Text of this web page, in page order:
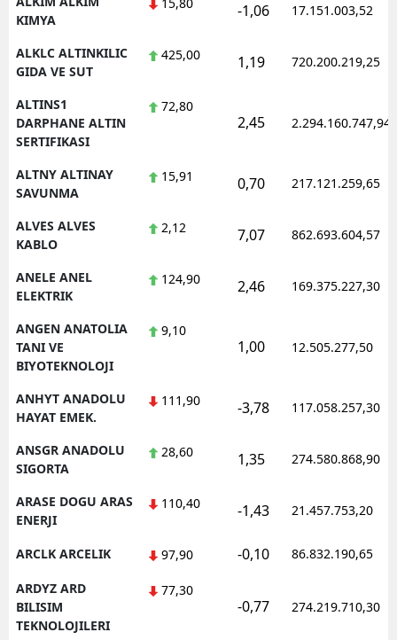
KIMYA
-1,06 17.151.003,52
ALKLC ALTINKILIC
GIDA VE SUT
425,00 1,19 720.200.219,25
ALTINS1
DARPHANE ALTIN
SERTIFIKASI
72,80
2,45 2.294.160.747,94
ALTNY ALTINAY
SAVUNMA
15,91 0,70 217.121.259,65
ALVES ALVES
KABLO
2,12 7,07 862.693.604,57
ANELE ANEL
ELEKTRIK
124,90 2,46 169.375.227,30
ANGEN ANATOLIA
TANI VE
BIYOTEKNOLOJI
9,10
1,00 12.505.277,50
ANHYT ANADOLU
HAYAT EMEK.
111,90 -3,78 117.058.257,30
ANSGR ANADOLU
SIGORTA
28,60 1,35 274.580.868,90
ARASE DOGU ARAS
ENERJI
110,40 -1,43 21.457.753,20
ARCLK ARCELIK 97,90 -0,10 86.832.190,65
ARDYZ ARD
BILISIM
TEKNOLOJILERI
77,30
-0,77 274.219.710,30